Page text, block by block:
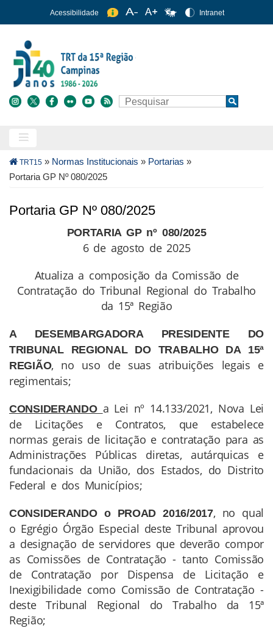
para
conteúdo
principal
Acessibilidade Intranet
Buscar Search
Trilha
de
TRT15 » Normas Institucionais » Portarias »
Portaria GP Nº 080/2025
Portaria GP Nº 080/2025
PORTARIA GP nº 080/2025
6 de agosto de 2025
Atualiza a composição da Comissão de
Contratação do Tribunal Regional do Trabalho
da 15ª Região
A DESEMBARGADORA PRESIDENTE DO
TRIBUNAL REGIONAL DO TRABALHO DA 15ª
REGIÃO, no uso de suas atribuições legais e
regimentais;
CONSIDERANDO a Lei nº 14.133/2021, Nova Lei
de Licitações e Contratos, que estabelece
normas gerais de licitação e contratação para as
Administrações Públicas diretas, autárquicas e
fundacionais da União, dos Estados, do Distrito
Federal e dos Municípios;
CONSIDERANDO o PROAD 2016/2017, no qual
o Egrégio Órgão Especial deste Tribunal aprovou
a designação de servidores que deverão compor
as Comissões de Contratação - tanto Comissão
de Contratação por Dispensa de Licitação e
Inexigibilidade como Comissão de Contratação -
deste Tribunal Regional do Trabalho da 15ª
Região;